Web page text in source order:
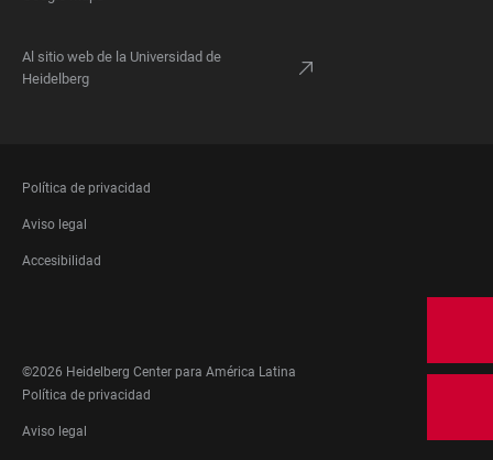
Al sitio web de la Universidad de
Heidelberg
FOOTER
LEGAL
Política de privacidad
Aviso legal
Accesibilidad
MEDIA
©2026 Heidelberg Center para América Latina
FOOTER
LEGAL
Política de privacidad
Aviso legal